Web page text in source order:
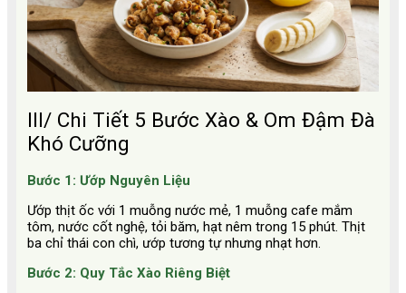
III/ Chi Tiết 5 Bước Xào & Om Đậm Đà
Khó Cưỡng
Bước 1: Ướp Nguyên Liệu
Ướp thịt ốc với 1 muỗng nước mẻ, 1 muỗng cafe mắm
tôm, nước cốt nghệ, tỏi băm, hạt nêm trong 15 phút. Thịt
ba chỉ thái con chì, ướp tương tự nhưng nhạt hơn.
Bước 2: Quy Tắc Xào Riêng Biệt